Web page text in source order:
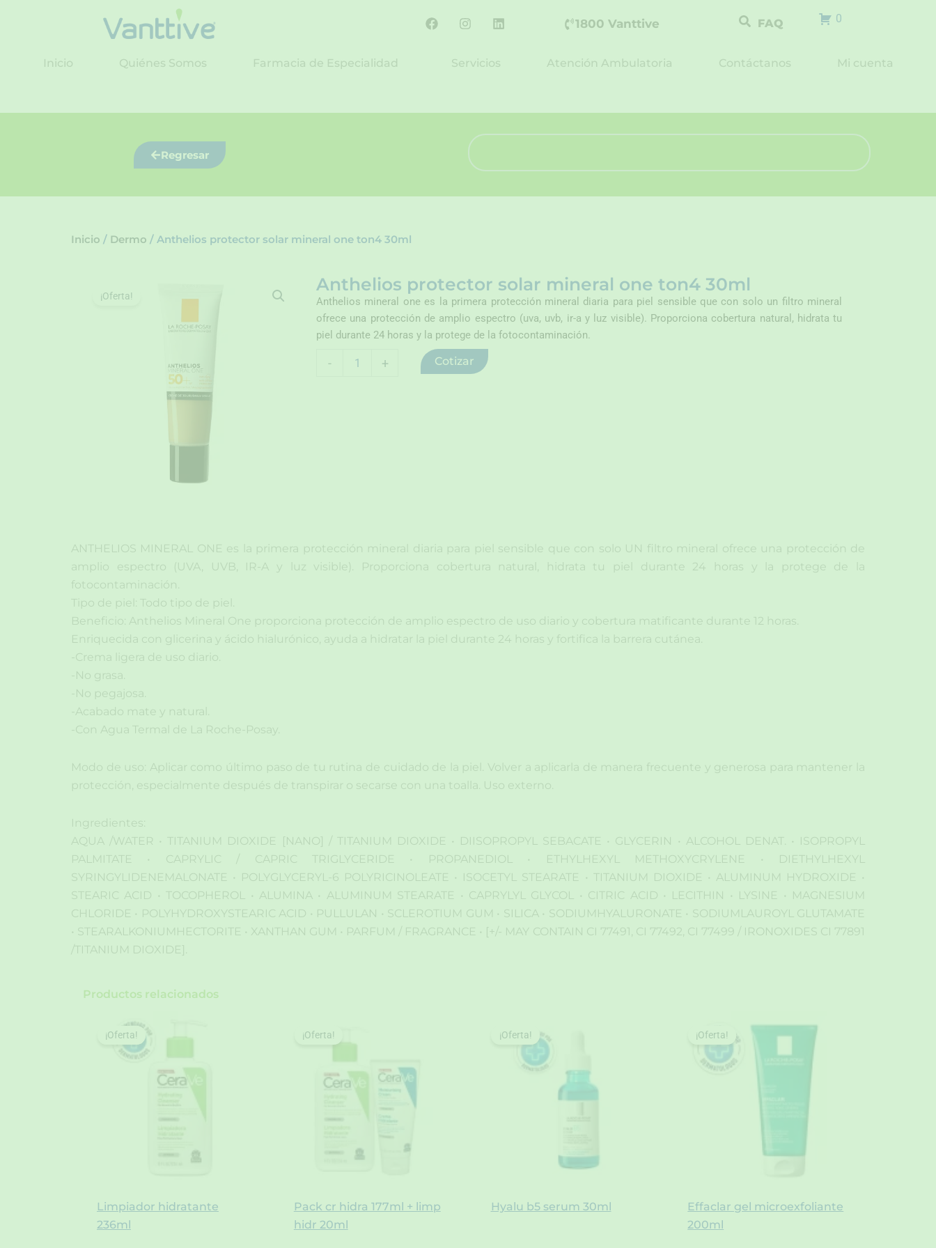
F
a
I
n
a
m
L
i
e
1800 Vanttive FAQ 0
Inicio Quiénes Somos Farmacia de Especialidad Servicios Atención Ambulatoria Contáctanos Mi cuenta
Regresar
Search
Inicio / Dermo / Anthelios protector solar mineral one ton4 30ml
¡Oferta!
Anthelios protector solar mineral one ton4 30ml
Anthelios mineral one es la primera protección mineral diaria para piel sensible que con solo un filtro mineral
ofrece una protección de amplio espectro (uva, uvb, ir-a y luz visible). Proporciona cobertura natural, hidrata tu
piel durante 24 horas y la protege de la fotocontaminación.
- + Cotizar
ANTHELIOS MINERAL ONE es la primera protección mineral diaria para piel sensible que con solo UN filtro mineral ofrece una protección de
amplio espectro (UVA, UVB, IR-A y luz visible). Proporciona cobertura natural, hidrata tu piel durante 24 horas y la protege de la
fotocontaminación.
Tipo de piel: Todo tipo de piel.
Beneficio: Anthelios Mineral One proporciona protección de amplio espectro de uso diario y cobertura matificante durante 12 horas.
Enriquecida con glicerina y ácido hialurónico, ayuda a hidratar la piel durante 24 horas y fortifica la barrera cutánea.
-Crema ligera de uso diario.
-No grasa.
-No pegajosa.
-Acabado mate y natural.
-Con Agua Termal de La Roche-Posay.
Modo de uso: Aplicar como último paso de tu rutina de cuidado de la piel. Volver a aplicarla de manera frecuente y generosa para mantener la
protección, especialmente después de transpirar o secarse con una toalla. Uso externo.
Ingredientes:
AQUA /WATER • TITANIUM DIOXIDE [NANO] / TITANIUM DIOXIDE • DIISOPROPYL SEBACATE • GLYCERIN • ALCOHOL DENAT. • ISOPROPYL
PALMITATE • CAPRYLIC / CAPRIC TRIGLYCERIDE • PROPANEDIOL • ETHYLHEXYL METHOXYCRYLENE • DIETHYLHEXYL
SYRINGYLIDENEMALONATE • POLYGLYCERYL-6 POLYRICINOLEATE • ISOCETYL STEARATE • TITANIUM DIOXIDE • ALUMINUM HYDROXIDE •
STEARIC ACID • TOCOPHEROL • ALUMINA • ALUMINUM STEARATE • CAPRYLYL GLYCOL • CITRIC ACID • LECITHIN • LYSINE • MAGNESIUM
CHLORIDE • POLYHYDROXYSTEARIC ACID • PULLULAN • SCLEROTIUM GUM • SILICA • SODIUMHYALURONATE • SODIUMLAUROYL GLUTAMATE
• STEARALKONIUMHECTORITE • XANTHAN GUM • PARFUM / FRAGRANCE • [+/- MAY CONTAIN CI 77491, CI 77492, CI 77499 / IRONOXIDES CI 77891
/TITANIUM DIOXIDE].
Productos relacionados
¡Oferta!
Limpiador hidratante
236ml
¡Oferta! ¡Oferta!
Pack cr hidra 177ml + limp
hidr 20ml
¡Oferta! ¡Oferta!
Hyalu b5 serum 30ml
¡Oferta! ¡Oferta!
Effaclar gel microexfoliante
200ml
¡Oferta!